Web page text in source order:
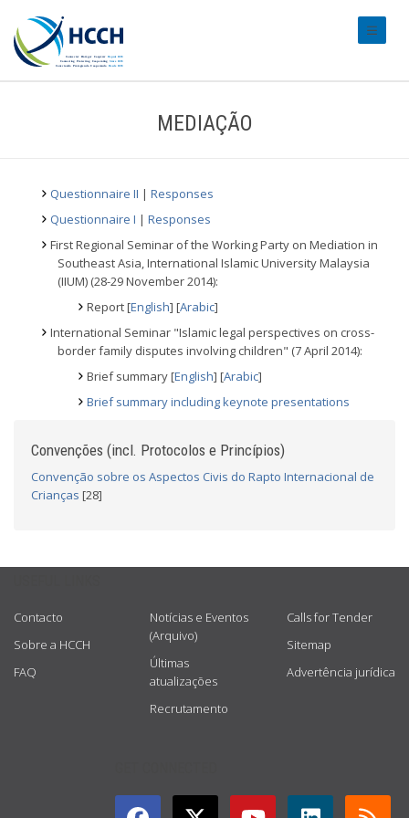
MEDIAÇÃO
Questionnaire II | Responses
Questionnaire I | Responses
First Regional Seminar of the Working Party on Mediation in
Southeast Asia, International Islamic University Malaysia
(IIUM) (28-29 November 2014):
Report [English] [Arabic]
International Seminar "Islamic legal perspectives on cross-
border family disputes involving children" (7 April 2014):
Brief summary [English] [Arabic]
Brief summary including keynote presentations
Convenções (incl. Protocolos e Princípios)
Convenção sobre os Aspectos Civis do Rapto Internacional de
Crianças [28]
Contacto
Sobre a HCCH
FAQ
Notícias e Eventos
(Arquivo)
Últimas
atualizações
Recrutamento
Calls for Tender
Sitemap
Advertência jurídica